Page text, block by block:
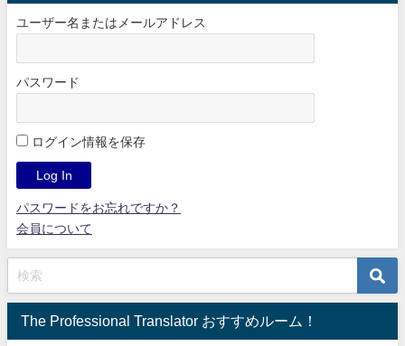
ユーザー名またはメールアドレス
パスワード
ログイン情報を保存
パスワードをお忘れですか？
会員について
The Professional Translator おすすめルーム！